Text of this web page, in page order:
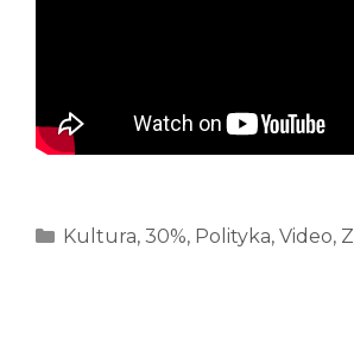
Kategorie
Kultura, 30%, Polityka, Video,